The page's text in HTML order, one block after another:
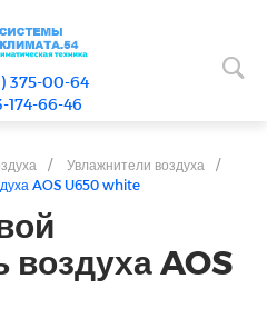
375-00-64
174-66-46
/ Увлажнители воздуха
/
AOS U650 white
воздуха AOS